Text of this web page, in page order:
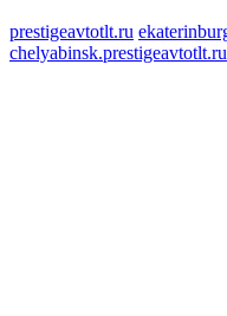
prestigeavtotlt.ru
chelyabinsk.prestigeavtotlt.ru